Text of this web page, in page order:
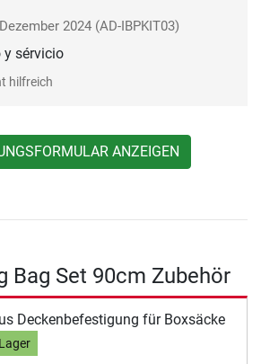
Dezember 2024 (AD-IBPKIT03)
y sérvicio
hilfreich
ANZEIGEN
Bag Set 90cm Zubehör
Deckenbefestigung für Boxsäcke